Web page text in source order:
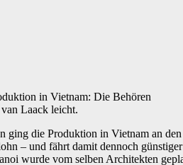
in Vietnam: Die Behören
van Laack leicht.
ging die Produktion in Vietnam an
– und fährt damit dennoch
wurde vom selben Architekten